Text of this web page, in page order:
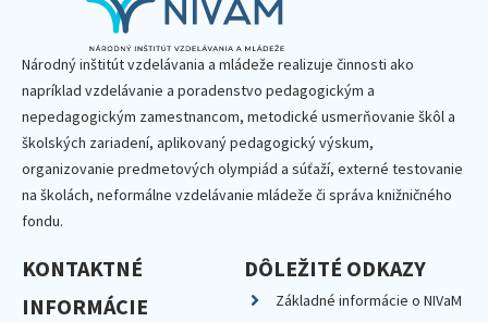
Národný inštitút vzdelávania a mládeže realizuje činnosti ako
napríklad vzdelávanie a poradenstvo pedagogickým a
nepedagogickým zamestnancom, metodické usmerňovanie škôl a
školských zariadení, aplikovaný pedagogický výskum,
organizovanie predmetových olympiád a súťaží, externé testovanie
na školách, neformálne vzdelávanie mládeže či správa knižničného
fondu.
KONTAKTNÉ
INFORMÁCIE
DÔLEŽITÉ ODKAZY
Základné informácie o NIVaM